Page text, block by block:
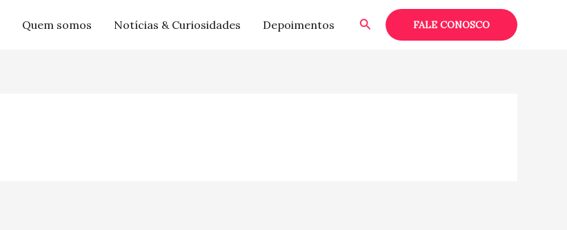
Quem somos Notícias & Curiosidades Depoimentos PesquisarFALE CONOSCO